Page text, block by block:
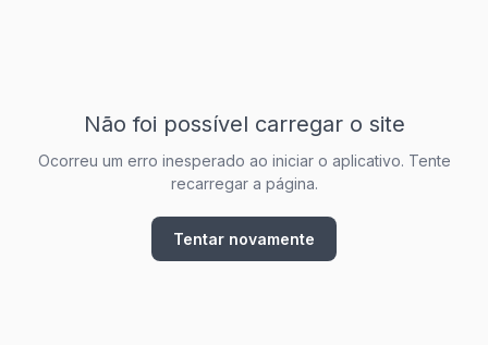
Não foi possível carregar o site
Ocorreu um erro inesperado ao iniciar o aplicativo. Tente
recarregar a página.
Tentar novamente